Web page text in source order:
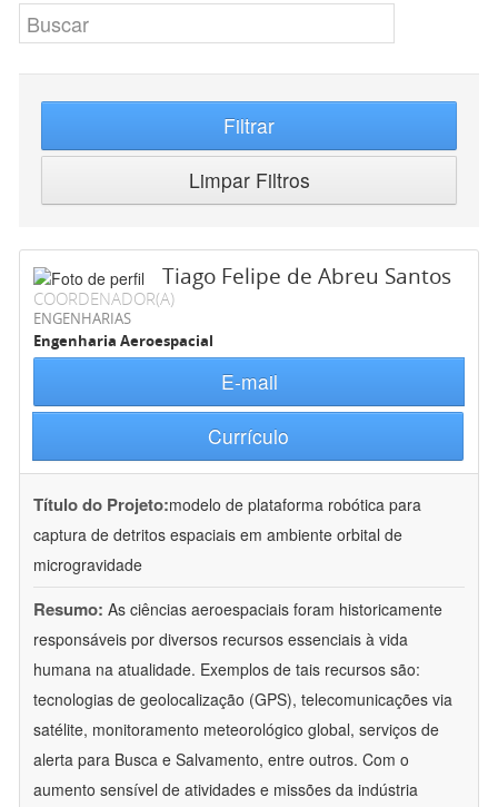
Filtrar
Limpar Filtros
Tiago Felipe de Abreu Santos
COORDENADOR(A)
ENGENHARIAS
Engenharia Aeroespacial
E-mail
Currículo
Título do Projeto:modelo de plataforma robótica para
captura de detritos espaciais em ambiente orbital de
microgravidade
Resumo: As ciências aeroespaciais foram historicamente
responsáveis por diversos recursos essenciais à vida
humana na atualidade. Exemplos de tais recursos são:
tecnologias de geolocalização (GPS), telecomunicações via
satélite, monitoramento meteorológico global, serviços de
alerta para Busca e Salvamento, entre outros. Com o
aumento sensível de atividades e missões da indústria